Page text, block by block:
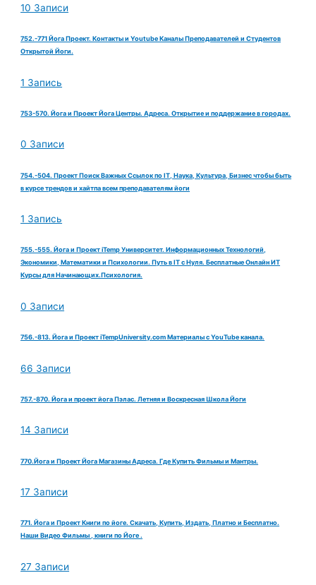
10 Записи
752.-771 Йога Проект. Контакты и Youtube Каналы Преподавателей и Студентов
Открытой Йоги.
1 Запись
753-570. Йога и Проект Йога Центры. Адреса. Открытие и поддержание в городах.
0 Записи
754.-504. Проект Поиск Важных Ссылок по IT, Наука, Культура, Бизнес чтобы быть
в курсе трендов и хайтпа всем преподавателям йоги
1 Запись
755.-555. Йога и Проект iTemp Университет. Информационных Технологий,
Экономики, Математики и Психологии. Путь в IT с Нуля. Бесплатные Онлайн ИТ
Курсы для Начинающих.Психология.
0 Записи
756.-813. Йога и Проект iTempUniversity.com Материалы с YouTube канала.
66 Записи
757.-870. Йога и проект йога Пэлас. Летняя и Воскресная Школа Йоги
14 Записи
770.Йога и Проект Йога Магазины Адреса. Где Купить Фильмы и Мантры.
17 Записи
771. Йога и Проект Книги по йоге. Скачать, Купить, Издать, Платно и Бесплатно.
Наши Видео Фильмы , книги по Йоге .
27 Записи